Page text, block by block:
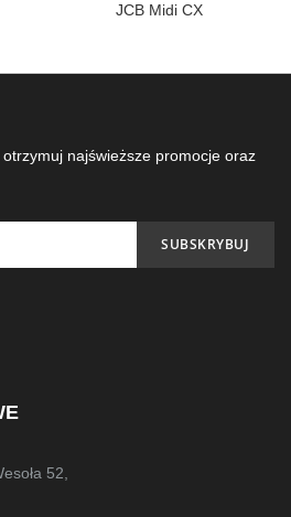
JCB Midi CX
najświeższe promocje oraz
SUBSKRYBUJ
52,